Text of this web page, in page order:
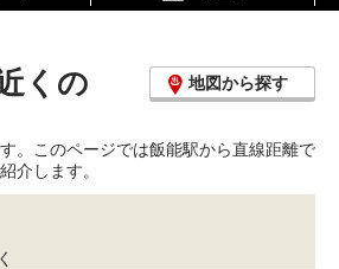
くの
地図から探す
。このページでは飯能駅から直線距離で
介します。